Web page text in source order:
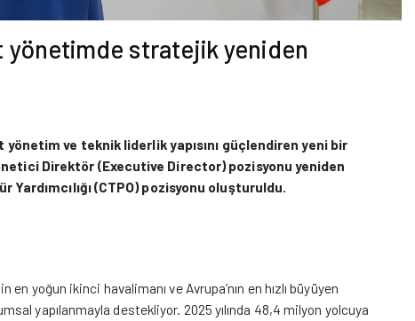
yönetimde stratejik yeniden
ve teknik liderlik yapısını güçlendiren yeni bir
Direktör (Executive Director) pozisyonu yeniden
(CTPO) pozisyonu oluşturuldu.
yoğun ikinci havalimanı ve Avrupa’nın en hızlı büyüyen
yapılanmayla destekliyor. 2025 yılında 48,4 milyon yolcuya